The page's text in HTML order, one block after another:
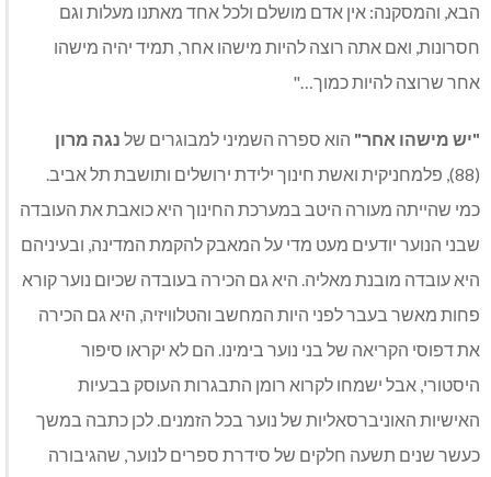
הבא, והמסקנה: אין אדם מושלם ולכל אחד מאתנו מעלות וגם
חסרונות, ואם אתה רוצה להיות מישהו אחר, תמיד יהיה מישהו
אחר שרוצה להיות כמוך…"
"יש מישהו אחר" הוא ספרה השמיני למבוגרים של נגה מרון
(88), פלמחניקית ואשת חינוך ילידת ירושלים ותושבת תל אביב.
כמי שהייתה מעורה היטב במערכת החינוך היא כואבת את העובדה
שבני הנוער יודעים מעט מדי על המאבק להקמת המדינה, ובעיניהם
היא עובדה מובנת מאליה. היא גם הכירה בעובדה שכיום נוער קורא
פחות מאשר בעבר לפני היות המחשב והטלוויזיה, היא גם הכירה
את דפוסי הקריאה של בני נוער בימינו. הם לא יקראו סיפור
היסטורי, אבל ישמחו לקרוא רומן התבגרות העוסק בבעיות
האישיות האוניברסאליות של נוער בכל הזמנים. לכן כתבה במשך
כעשר שנים תשעה חלקים של סידרת ספרים לנוער, שהגיבורה